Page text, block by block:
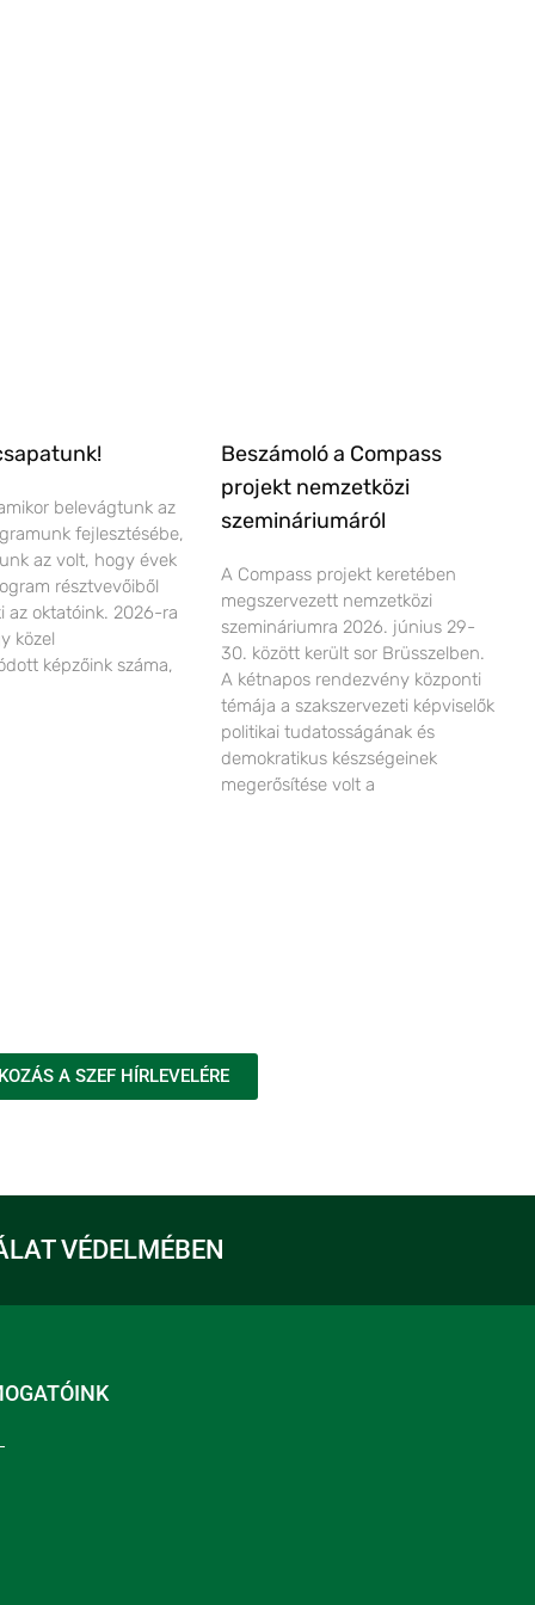
belevágtunk az
fejlesztésébe,
az volt, hogy évek
résztvevőiből
az oktatóink. 2026-ra
közel
képzőink száma,
Beszámoló a Compass
projekt nemzetközi
szemináriumáról
A Compass projekt keretében
megszervezett nemzetközi
szemináriumra 2026. június 29-
30. között került sor Brüsszelben.
A kétnapos rendezvény központi
témája a szakszervezeti képviselők
politikai tudatosságának és
demokratikus készségeinek
megerősítése volt a
A SZEF HÍRLEVELÉRE
VÉDELMÉBEN